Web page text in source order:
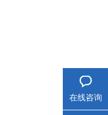
在线咨询